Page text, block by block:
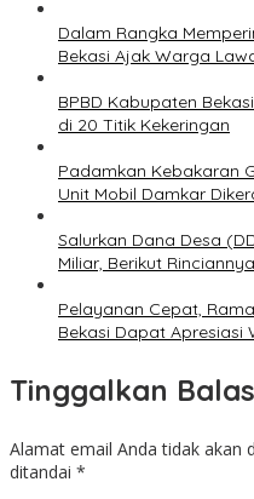
Dalam Rangka
Bekasi Ajak Warga
BPBD Kabupaten
di 20 Titik Kekeringan
Padamkan Kebakaran
Unit Mobil Damkar
Salurkan Dana Desa
Miliar, Berikut Rinciannya
Pelayanan Cepat,
Bekasi Dapat Apresiasi
Tinggalkan
Alamat email Anda tidak akan
ditandai *